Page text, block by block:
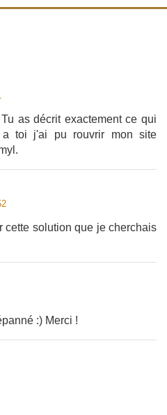
as décrit exactement ce qui
a toi j'ai pu rouvrir mon site
cette solution que je cherchais
:) Merci !